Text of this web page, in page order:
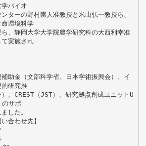
バイオ
ターの野村崇人准教授と米山弘一教授ら、
環境科学
、静岡大学大学院農学研究科の大西利幸准
実施され
助金（文部科学省、日本学術振興会）、イ
的研究推
、CREST（JST）、研究拠点創成ユニットU
のサポ
した。
合わせ先】